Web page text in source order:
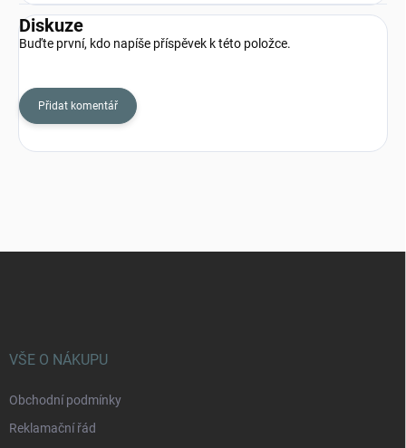
Diskuze
Buďte první, kdo napíše příspěvek k této položce.
Přidat komentář
VŠE O NÁKUPU
Obchodní podmínky
Reklamační řád